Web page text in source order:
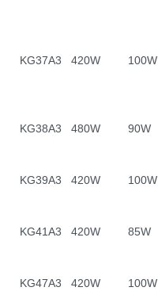
KG37A3 420W 100W
KG38A3 480W 90W
KG39A3 420W 100W
KG41A3 420W 85W
KG47A3 420W 100W